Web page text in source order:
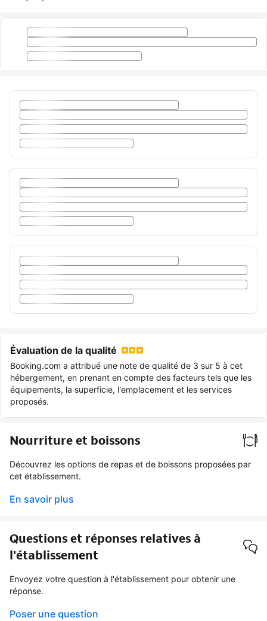
Évaluation de la qualité
Booking.com a attribué une note de qualité de 3 sur 5 à cet
hébergement, en prenant en compte des facteurs tels que les
équipements, la superficie, l'emplacement et les services
proposés.
Nourriture et boissons
Découvrez les options de repas et de boissons proposées par
cet établissement.
En savoir plus
Questions et réponses relatives à
l'établissement
Envoyez votre question à l'établissement pour obtenir une
réponse.
Poser une question